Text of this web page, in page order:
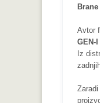
Avtor
GEN-
Iz